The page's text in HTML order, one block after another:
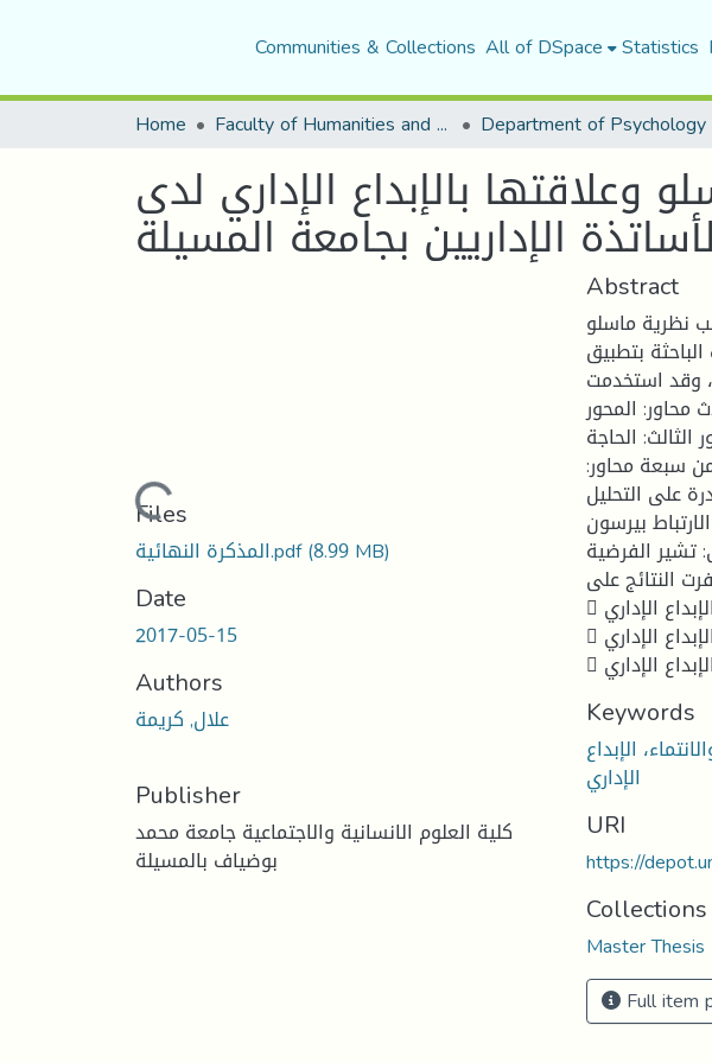
Communities & Collections All of DSpace Statistics
Home Faculty of Humanities and Social Sciences Department of Psychology
بالإبداع الإداري لدى
الإداريين بجامعة المسيلة
Loading...
Files
المذكرة النهائية.pdf(8.99 MB)
Date
2017-05-15
Authors
علال, كريمة
Publisher
كلية العلوم الانسانية والاجتماعية جامعة محمد
بوضياف بالمسيلة
Abstract
نظرية ماسلو
بتطبيق
مكونة من 80 أستاذ إداري، وقد استخدمت
محاور: المحور
الثالث: الحاجة
من سبعة محاور:
على التحليل
بيرسون
تشير الفرضية
النتائج على:
 وجود علاقة بين الحاجات الفسيولوجية والإبداع الإداري.
 وجود علاقة بين الحاجة للأمن والإبداع الإداري.
Keywords
الإبداع
الإداري
URI
https://
Collections
Master Thesis
Full item